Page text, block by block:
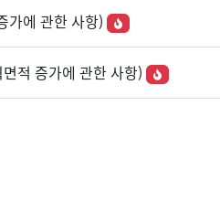
가에 관한 사항)
적 증가에 관한 사항)